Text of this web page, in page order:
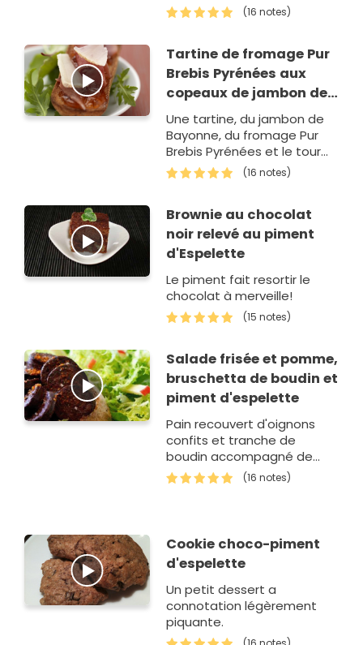
(16 notes)
Tartine de fromage Pur
Brebis Pyrénées aux
copeaux de jambon de
Bayonne et confiture au
piment d'Espelette
Une tartine, du jambon de
Bayonne, du fromage Pur
Brebis Pyrénées et le tour
est joué ! Crédits photo :
Pierre-Louis Viel " Stylisme
(16 notes)
Brownie au chocolat
noir relevé au piment
d'Espelette
Le piment fait resortir le
chocolat à merveille!
(15 notes)
Salade frisée et pomme,
bruschetta de boudin et
piment d'espelette
Pain recouvert d'oignons
confits et tranche de
boudin accompagné de
salade frisée au pomme.
(16 notes)
Cookie choco-piment
d'espelette
Un petit dessert a
connotation légèrement
piquante.